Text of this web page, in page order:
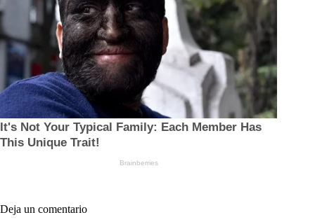
Deja un comentario